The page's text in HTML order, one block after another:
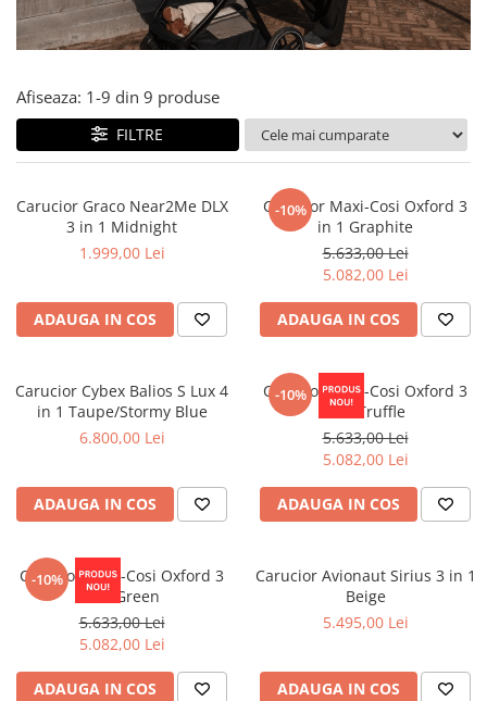
Consultanta Instalare
Jucarii de Sortare
Jucarii de tras
Jucarii muzicale
Jucarii pentru baie
Jucarii Senzoriale
Afiseaza: 1-9 din 9 produse
FILTRE
Carucior Graco Near2Me DLX
3 in 1 Midnight
1.999,00 Lei
ADAUGA IN COS
-10%
Carucior Maxi-Cosi Oxford 3
in 1 Graphite
5.633,00 Lei
5.082,00 Lei
ADAUGA IN COS
Carucior Cybex Balios S Lux 4
in 1 Taupe/Stormy Blue
6.800,00 Lei
ADAUGA IN COS
-10%
Carucior Maxi-Cosi Oxford 3
in 1 Truffle
5.633,00 Lei
5.082,00 Lei
ADAUGA IN COS
-10%
Carucior Maxi-Cosi Oxford 3
in 1 Green
5.633,00 Lei
5.082,00 Lei
ADAUGA IN COS
Carucior Avionaut Sirius 3 in 1
Beige
5.495,00 Lei
ADAUGA IN COS